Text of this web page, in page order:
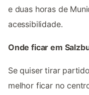
e duas horas de
acessibilidade.
Onde ficar em
Se quiser tirar
melhor ficar no